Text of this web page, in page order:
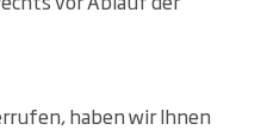
haben wir Ihnen